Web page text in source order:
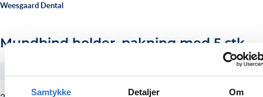
Samtykke Detaljer Om
Weesgaard Dental
Mundbind holder, pakning med 5 stk